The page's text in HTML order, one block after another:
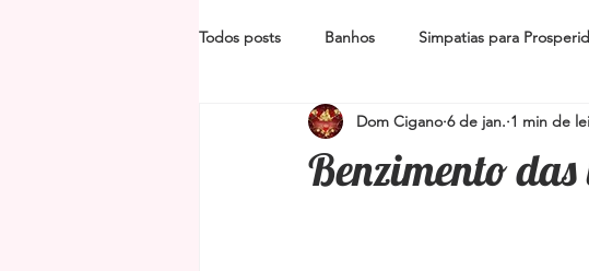
Todos posts Banhos Simpatias para
Simpatias para proteção e limpeza
Benzimento das
Dom Cigano 6 de jan. 1 min de